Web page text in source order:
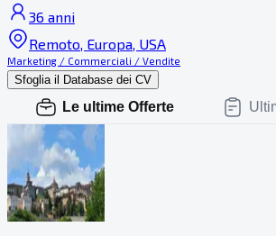
36 anni
Remoto, Europa, USA
Marketing / Commerciali / Vendite
Sfoglia il Database dei CV
Le ultime Offerte